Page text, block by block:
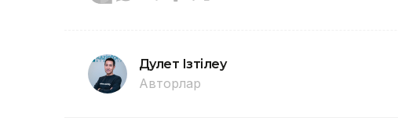
Дәулет Ізтілеу
Авторлар